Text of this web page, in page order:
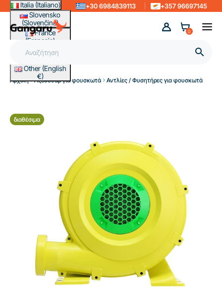
Italia (Italiano)
Slovensko
(Slovenčina)
France
(Français)
Magyarország
(Magyar)
Other (English
€)
+30 6984839113 +357 96697145

0
Αρχική Αξεσουάρ για φουσκωτά Αντλίες / Φυσητήρες για φουσκωτά
διαθέσιμα